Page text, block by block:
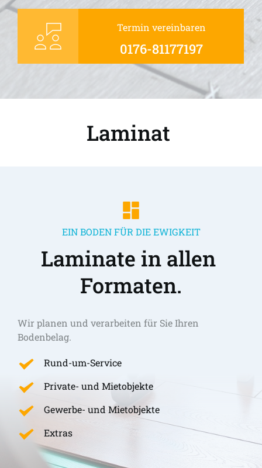
Termin vereinbaren
0176-81177197
Laminat
EIN BODEN FÜR DIE EWIGKEIT
Laminate in allen
Formaten.
Wir planen und verarbeiten für Sie Ihren
Bodenbelag.
Rund-um-Service
Private- und Mietobjekte
Gewerbe- und Mietobjekte
Extras